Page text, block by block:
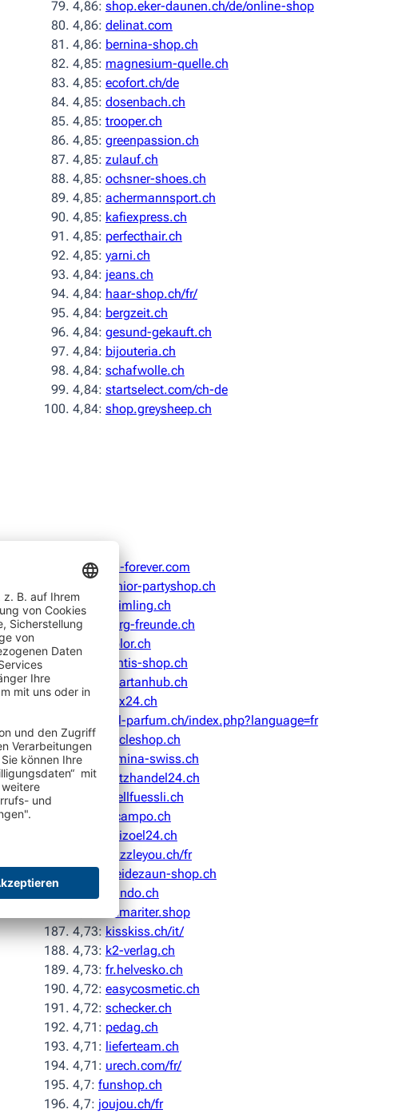
4,86: shop.eker-daunen.ch/de/online-shop
4,86: delinat.com
4,86: bernina-shop.ch
4,85: magnesium-quelle.ch
4,85: ecofort.ch/de
4,85: dosenbach.ch
4,85: trooper.ch
4,85: greenpassion.ch
4,85: zulauf.ch
4,85: ochsner-shoes.ch
4,85: achermannsport.ch
4,85: kafiexpress.ch
4,85: perfecthair.ch
4,85: yarni.ch
4,84: jeans.ch
4,84: haar-shop.ch/fr/
4,84: bergzeit.ch
4,84: gesund-gekauft.ch
4,84: bijouteria.ch
4,84: schafwolle.ch
4,84: startselect.com/ch-de
4,84: shop.greysheep.ch
4,75:
be-forever.com
junior-partyshop.ch
4,75:
keimling.ch
4,75:
berg-freunde.ch
ifolor.ch
fontis-shop.ch
spartanhub.ch
4,75:
kox24.ch
xxl-parfum.ch/index.php?language=fr
4,75:
circleshop.ch
4,75:
lumina-swiss.ch
4,74:
blitzhandel24.ch
orellfuessli.ch
vicampo.ch
heizoel24.ch
puzzleyou.ch/fr
4,73:
weidezaun-shop.ch
4,73:
prindo.ch
samariter.shop
4,73:kisskiss.ch/it/
4,73: k2-verlag.ch
4,73: fr.helvesko.ch
4,72: easycosmetic.ch
4,72: schecker.ch
4,71: pedag.ch
4,71: lieferteam.ch
4,71: urech.com/fr/
4,7: funshop.ch
4,7: joujou.ch/fr